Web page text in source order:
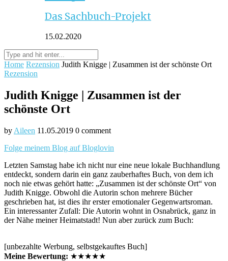
Das Sachbuch-Projekt
15.02.2020
Home Rezension Judith Knigge | Zusammen ist der schönste Ort
Rezension
Judith Knigge | Zusammen ist der
schönste Ort
by Aileen 11.05.2019 0 comment
Folge meinem Blog auf Bloglovin
Letzten Samstag habe ich nicht nur eine neue lokale Buchhandlung
entdeckt, sondern darin ein ganz zauberhaftes Buch, von dem ich
noch nie etwas gehört hatte: „Zusammen ist der schönste Ort“ von
Judith Knigge. Obwohl die Autorin schon mehrere Bücher
geschrieben hat, ist dies ihr erster emotionaler Gegenwartsroman.
Ein interessanter Zufall: Die Autorin wohnt in Osnabrück, ganz in
der Nähe meiner Heimatstadt! Nun aber zurück zum Buch:
[unbezahlte Werbung, selbstgekauftes Buch]
Meine Bewertung: ★★★★★